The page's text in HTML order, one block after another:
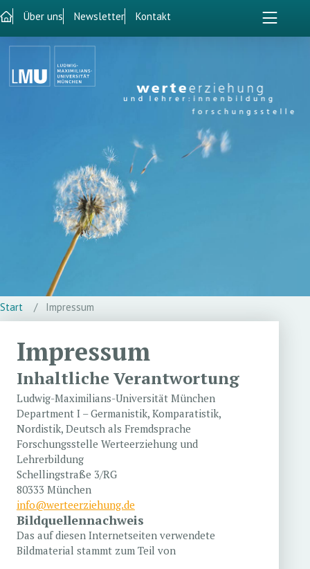
Über uns Newsletter Kontakt
Start Impressum
Impressum
Inhaltliche Verantwortung
Ludwig-Maximilians-Universität München
Department I – Germanistik, Komparatistik,
Nordistik, Deutsch als Fremdsprache
Forschungsstelle Werteerziehung und
Lehrerbildung
Schellingstraße 3/RG
80333 München
info@werteerziehung.de
Bildquellennachweis
Das auf diesen Internetseiten verwendete
Bildmaterial stammt zum Teil von